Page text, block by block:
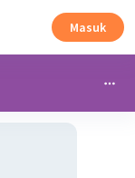
Masuk